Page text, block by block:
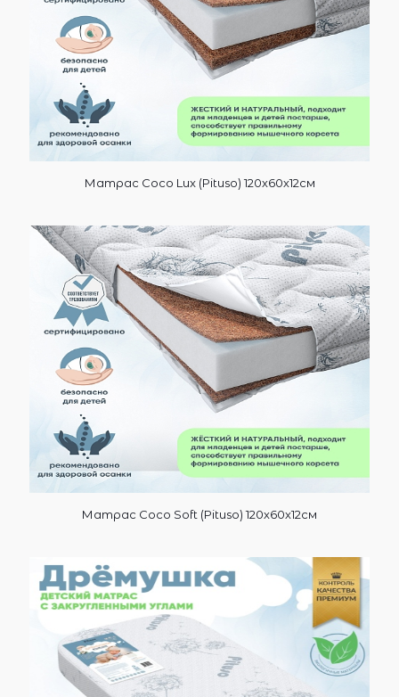
Матрас Coco Lux (Pituso) 120х60х12см
Матрас Coco Soft (Pituso) 120х60х12см